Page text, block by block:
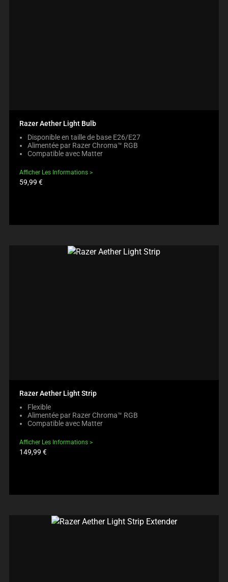
Razer Aether Light Bulb
Disponible en taille de base E26/E27
Alimentée par Razer Chroma™ RGB
Compatible avec Matter
Afficher Les Informations
Prix
59,99 €
Razer Aether Light Strip
Flexible
Alimentée par Razer Chroma™ RGB
Compatible avec Matter
Afficher Les Informations
Prix
149,99 €